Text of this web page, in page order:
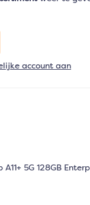
account aan
5G 128GB